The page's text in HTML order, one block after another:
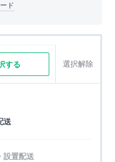
ド
する 選択解除
送
設置配送